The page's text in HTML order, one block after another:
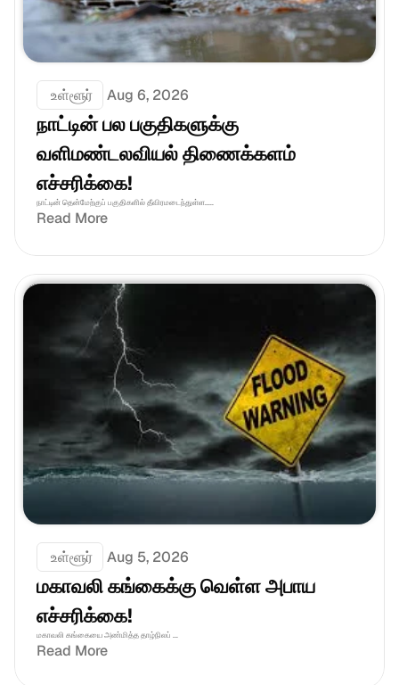
உள்ளூர் Aug 6, 2026
நாட்டின் பல பகுதிகளுக்கு
வளிமண்டலவியல் திணைக்களம்
எச்சரிக்கை!
நாட்டின் தென்மேற்குப் பகுதிகளில் தீவிரமடைந்துள்ள.....
Read More
உள்ளூர் Aug 5, 2026
மகாவலி கங்கைக்கு வெள்ள அபாய
எச்சரிக்கை!
மகாவலி கங்கையை அண்மித்த தாழ்நிலப் ...
Read More